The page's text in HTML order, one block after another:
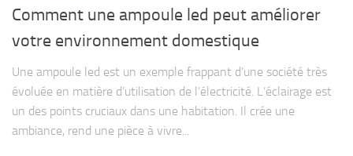
Comment une ampoule led peut améliorer
votre environnement domestique
Une ampoule led est un exemple frappant d’une société très
évoluée en matière d’utilisation de l’électricité. L’éclairage est
un des points cruciaux dans une habitation. Il crée une
ambiance, rend une pièce à vivre...